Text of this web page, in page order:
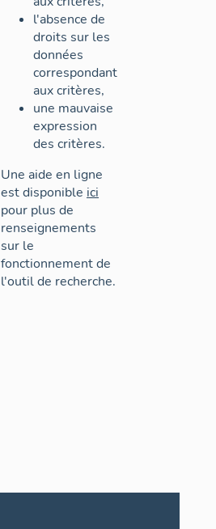
l'absence de
droits sur les
données
correspondant
aux critères,
une mauvaise
expression
des critères.
Une aide en ligne
est disponible ici
pour plus de
renseignements
sur le
fonctionnement de
l'outil de recherche.